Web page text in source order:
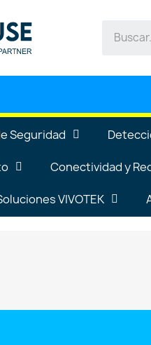
Seguridad
Conectividad y
VIVOTEK